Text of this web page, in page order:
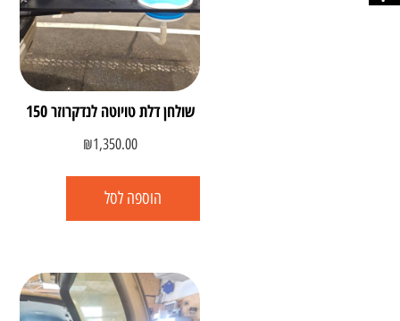
שולחן דלת טויוטה לנדקרוזר 150
₪1,350.00
הוספה לסל